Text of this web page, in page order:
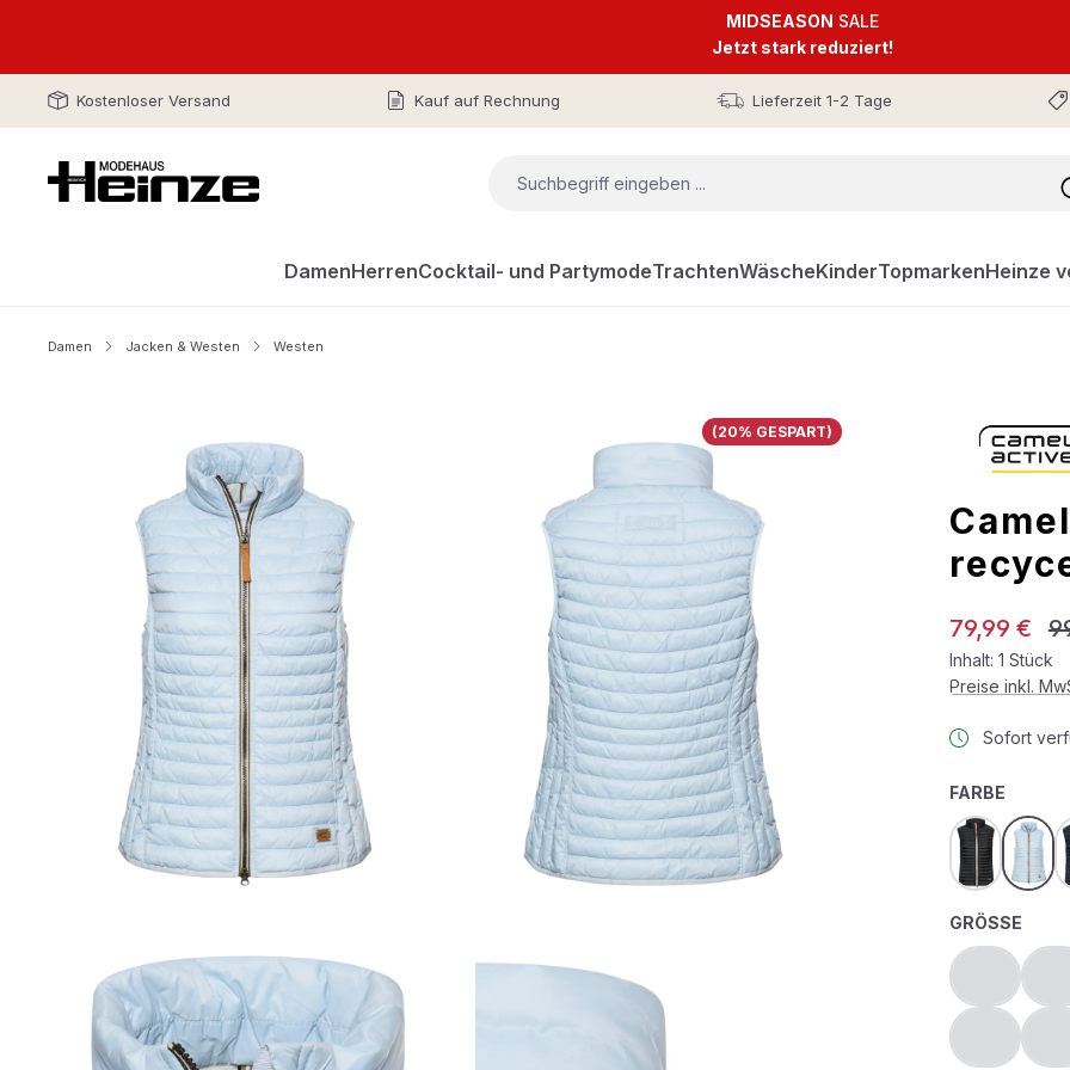
MIDSEASON SALE
Jetzt stark reduziert!
Kostenloser Versand Kauf auf Rechnung Lieferzeit 1-2 Tage
DamenHerrenCocktail- und PartymodeTrachtenWäscheKinderTopmarkenHeinze
Damen Jacken & Westen Westen
(20% GESPART)
Verkaufspreis:
79,99 €
Inhalt: 1 Stück
Preise inkl.
Sofort
FARBE
black light
GRÖSSE
(Diese
(Diese